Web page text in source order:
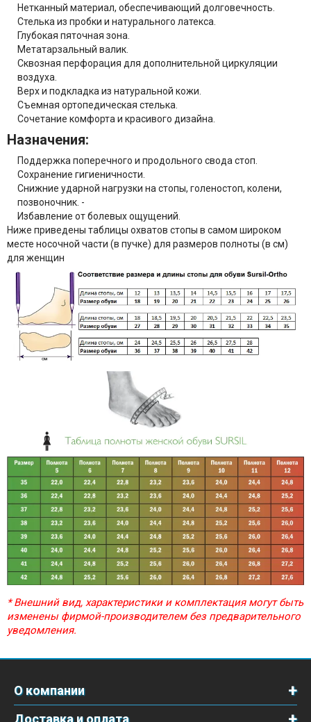
Нетканный материал, обеспечивающий долговечность.
Стелька из пробки и натурального латекса.
Глубокая пяточная зона.
Метатарзальный валик.
Сквозная перфорация для дополнительной циркуляции
воздуха.
Верх и подкладка из натуральной кожи.
Съемная ортопедическая стелька.
Сочетание комфорта и красивого дизайна.
Назначения:
Поддержка поперечного и продольного свода стоп.
Сохранение гигиеничности.
Снижние ударной нагрузки на стопы, голеностоп, колени,
позвоночник. -
Избавление от болевых ощущений.
Ниже приведены таблицы охватов стопы в самом широком
месте носочной части (в пучке) для размеров полноты (в см)
для женщин
* Внешний вид, характеристики и комплектация могут быть
изменены фирмой-производителем без предварительного
уведомления.
О компании